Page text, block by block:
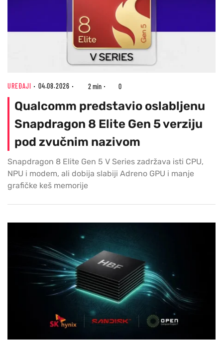
UREĐAJI 04.08.2026 2 min 0
Qualcomm predstavio oslabljenu
Snapdragon 8 Elite Gen 5 verziju
pod zvučnim nazivom
Snapdragon 8 Elite Gen 5 V Series zadržava isti CPU,
NPU i modem, ali dobija slabiji Adreno GPU i manje
grafičke keš memorije